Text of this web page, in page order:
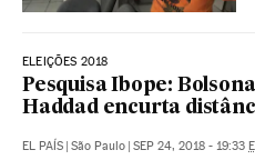
ELEIÇÕES 2018
Pesquisa Ibope:
Haddad encurta
EL PAÍS | São Paulo | SEP 24, 2018 - 19:33